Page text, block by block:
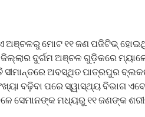
ମୋଟ ୧୧ ଜଣ ପଜିଟିଭ୍
ଜିଲ୍ଲାର ଦୁର୍ଗମ ଅଞ୍ଚଳ ଗୁଡ଼ିକରେ
ଅବସ୍ଥିତ ପାତ୍ରପୁର
ବଢ଼ିବା ପରେ ସ୍ୱାସ୍ଥ୍ୟ ବିଭାଗ ଏବେ
ସେମାନଙ୍କ ମଧ୍ୟରୁ ୧୧ ଜଣଙ୍କ